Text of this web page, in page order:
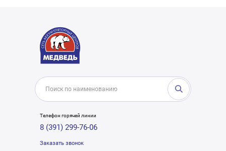
Телефон горячей линии
8 (391) 299-76-06
Заказать звонок